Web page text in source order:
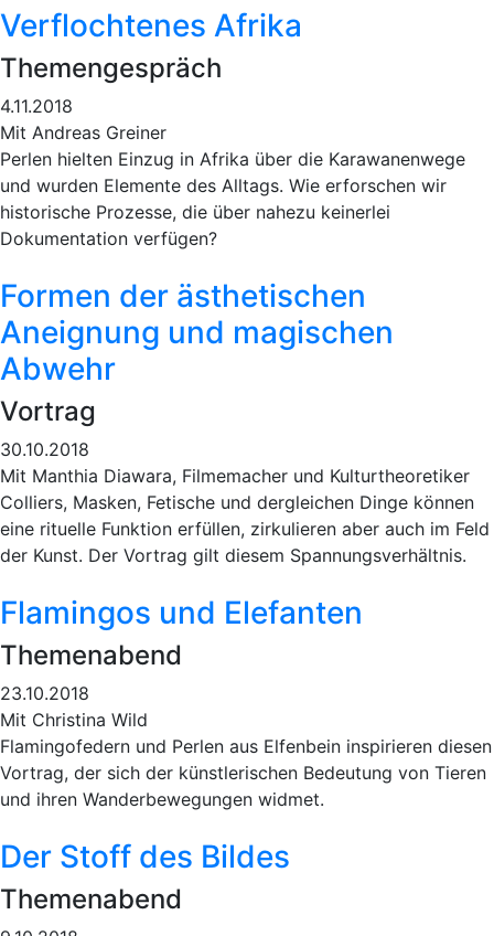
Verflochtenes Afrika
Themengespräch
4.11.2018
Mit Andreas Greiner
Perlen hielten Einzug in Afrika über die Karawanenwege
und wurden Elemente des Alltags. Wie erforschen wir
historische Prozesse, die über nahezu keinerlei
Dokumentation verfügen?
Formen der ästhetischen
Aneignung und magischen
Abwehr
Vortrag
30.10.2018
Mit Manthia Diawara, Filmemacher und Kulturtheoretiker
Colliers, Masken, Fetische und dergleichen Dinge können
eine rituelle Funktion erfüllen, zirkulieren aber auch im Feld
der Kunst. Der Vortrag gilt diesem Spannungsverhältnis.
Flamingos und Elefanten
Themenabend
23.10.2018
Mit Christina Wild
Flamingofedern und Perlen aus Elfenbein inspirieren diesen
Vortrag, der sich der künstlerischen Bedeutung von Tieren
und ihren Wanderbewegungen widmet.
Der Stoff des Bildes
Themenabend